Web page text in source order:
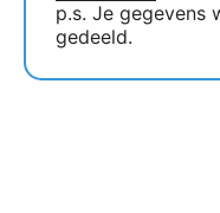
p.s. Je gegevens
gedeeld.